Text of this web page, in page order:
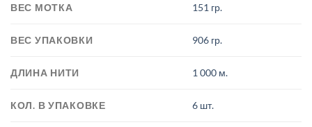
ВЕС МОТКА 151 гр.
ВЕС УПАКОВКИ 906 гр.
ДЛИНА НИТИ 1 000 м.
КОЛ. В УПАКОВКЕ 6 шт.